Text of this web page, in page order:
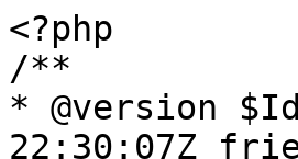
<?php
/**
* @version
22:30:07Z